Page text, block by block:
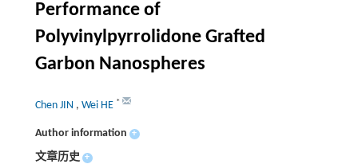
Performance of
Polyvinylpyrrolidone Grafted
Garbon Nanospheres
Chen JIN , Wei HE *
Author information +
文章历史 +